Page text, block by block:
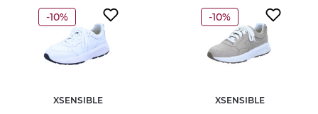
-10%
XSENSIBLE
-10%
XSENSIBLE